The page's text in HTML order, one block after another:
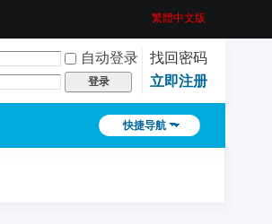
繁體中文版
自动登录
找回密码
登录 立即注册
快捷导航